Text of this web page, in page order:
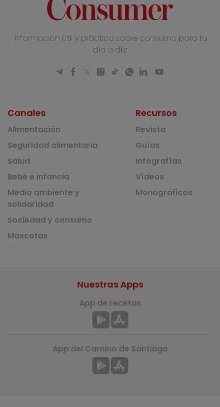
Información útil y práctica sobre consumo para tu
día a día
Canales
Alimentación
Seguridad alimentaria
Salud
Bebé e infancia
Medio ambiente y
solidaridad
Sociedad y consumo
Mascotas
Recursos
Revista
Guías
Infografías
Vídeos
Monográficos
Nuestras Apps
App de recetas
App del Camino de Santiago